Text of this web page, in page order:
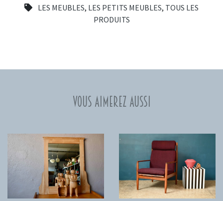
LES MEUBLES, LES PETITS MEUBLES, TOUS LES
PRODUITS
Vous aimerez aussi